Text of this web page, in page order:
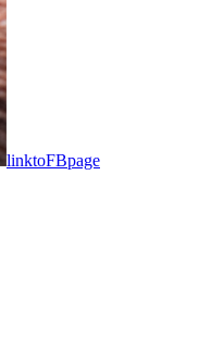
linktoFBpage